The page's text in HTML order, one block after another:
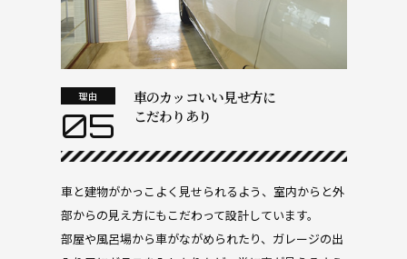
理由
05
車のカッコいい見せ方に
こだわりあり
車と建物がかっこよく見せられるよう、室内からと外
部からの見え方にもこだわって設計しています。
部屋や風呂場から車がながめられたり、ガレージの出